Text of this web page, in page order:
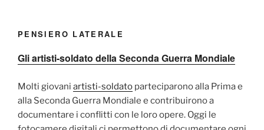
PENSIERO LATERALE
Gli artisti-soldato della Seconda Guerra Mondiale
Molti giovani artisti-soldato parteciparono alla Prima e
alla Seconda Guerra Mondiale e contribuirono a
documentare i conflitti con le loro opere. Oggi le